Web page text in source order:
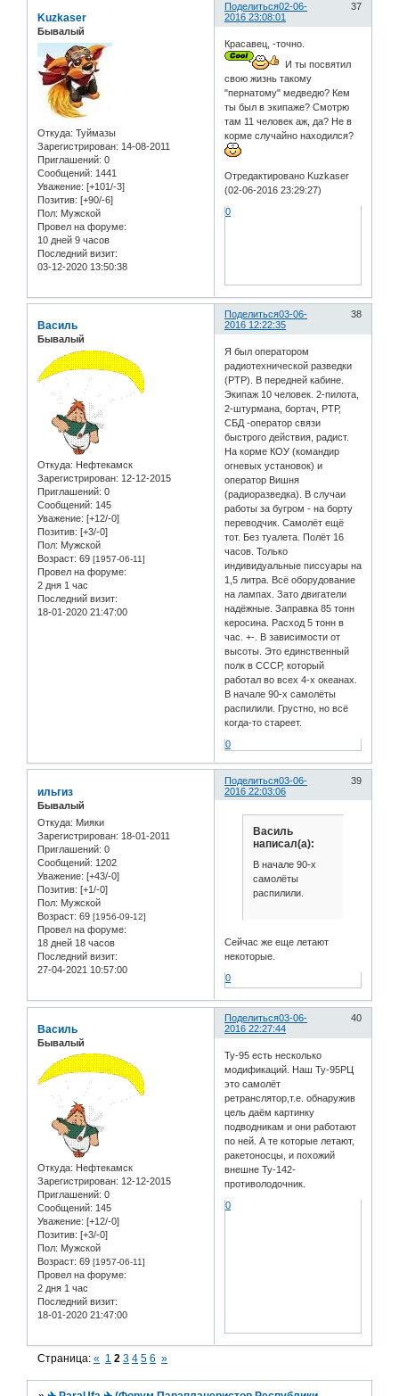
Поделиться 37
02-06-
2016 23:08:01
Kuzkaser
Бывалый
Откуда: Туймазы
Зарегистрирован: 14-08-2011
Приглашений: 0
Сообщений: 1441
Уважение: [+101/-3]
Позитив: [+90/-6]
Пол: Мужской
Провел на форуме:
10 дней 9 часов
Последний визит:
03-12-2020 13:50:38
Красавец, -точно.
И ты посвятил
свою жизнь такому
"пернатому" медведю? Кем
ты был в экипаже? Смотрю
там 11 человек аж, да? Не в
корме случайно находился?
Отредактировано Kuzkaser
(02-06-2016 23:29:27)
0
Поделиться 38
03-06-
2016 12:22:35
Василь
Бывалый
Откуда: Нефтекамск
Зарегистрирован: 12-12-2015
Приглашений: 0
Сообщений: 145
Уважение: [+12/-0]
Позитив: [+3/-0]
Пол: Мужской
Возраст: 69 [1957-06-11]
Провел на форуме:
2 дня 1 час
Последний визит:
18-01-2020 21:47:00
Я был оператором
радиотехнической разведки
(РТР). В передней кабине.
Экипаж 10 человек. 2-пилота,
2-штурмана, бортач, РТР,
СБД -оператор связи
быстрого действия, радист.
На корме КОУ (командир
огневых установок) и
оператор Вишня
(радиоразведка). В случаи
работы за бугром - на борту
переводчик. Самолёт ещё
тот. Без туалета. Полёт 16
часов. Только
индивидуальные писсуары на
1,5 литра. Всё оборудование
на лампах. Зато двигатели
надёжные. Заправка 85 тонн
керосина. Расход 5 тонн в
час. +-. В зависимости от
высоты. Это единственный
полк в СССР, который
работал во всех 4-х океанах.
В начале 90-х самолёты
распилили. Грустно, но всё
когда-то стареет.
0
Поделиться 39
03-06-
2016 22:03:06
ильгиз
Бывалый
Откуда: Мияки
Зарегистрирован: 18-01-2011
Приглашений: 0
Сообщений: 1202
Уважение: [+43/-0]
Позитив: [+1/-0]
Пол: Мужской
Возраст: 69 [1956-09-12]
Провел на форуме:
18 дней 18 часов
Последний визит:
27-04-2021 10:57:00
Василь
написал(а):
В начале 90-х
самолёты
распилили.
Сейчас же еще летают
некоторые.
0
Поделиться 40
03-06-
2016 22:27:44
Василь
Бывалый
Откуда: Нефтекамск
Зарегистрирован: 12-12-2015
Приглашений: 0
Сообщений: 145
Уважение: [+12/-0]
Позитив: [+3/-0]
Пол: Мужской
Возраст: 69 [1957-06-11]
Провел на форуме:
2 дня 1 час
Последний визит:
18-01-2020 21:47:00
Ту-95 есть несколько
модификаций. Наш Ту-95РЦ
это самолёт
ретранслятор,т.е. обнаружив
цель даём картинку
подводникам и они работают
по ней. А те которые летают,
ракетоносцы, и похожий
внешне Ту-142-
противолодочник.
0
Страница:« 1 2 3 4 5 6 »